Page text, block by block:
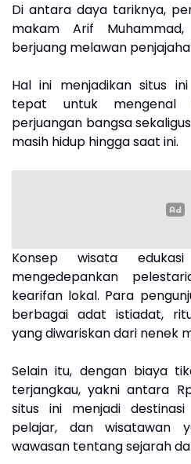
Di antara daya tariknya,
makam Arif
berjuang melawan
Hal ini menjadikan situs
tepat untuk mengenal
perjuangan bangsa
masih hidup hingga saat ini.
Konsep wisata
mengedepankan
kearifan lokal. Para
berbagai adat istiadat,
yang diwariskan dari nenek
Selain itu, dengan biaya
terjangkau, yakni antara
situs ini menjadi
pelajar, dan wisatawan
wawasan tentang sejarah